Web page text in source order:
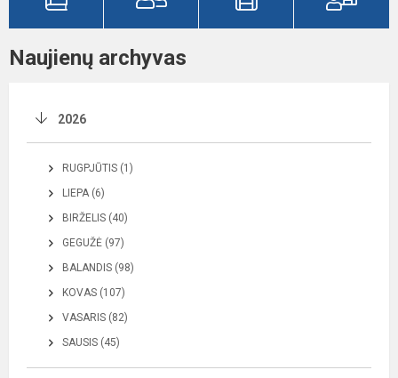
Naujienų archyvas
2026
RUGPJŪTIS (1)
LIEPA (6)
BIRŽELIS (40)
GEGUŽĖ (97)
BALANDIS (98)
KOVAS (107)
VASARIS (82)
SAUSIS (45)